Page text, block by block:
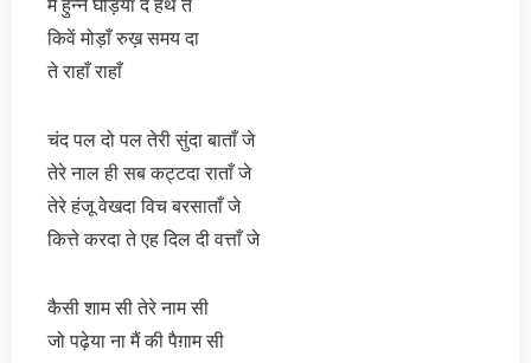
मैं हुन्न घड़ियाँ दे हथ ते
किवें मोड़ाँ रुख़ समय दा
ते राहाँ राहाँ
चंद पल दो पल तेरी सुंदा बाताँ जे
तेरे नाल ही सब कट्टदा राताँ जे
तेरे हंजू वेखदा विच बरसाताँ जे
कित्ते करदा ते एह दिल दी वत्ताँ जे
कैसी शाम सी तेरे नाम सी
जो पढ़ेया ना मैं की पैग़ाम सी